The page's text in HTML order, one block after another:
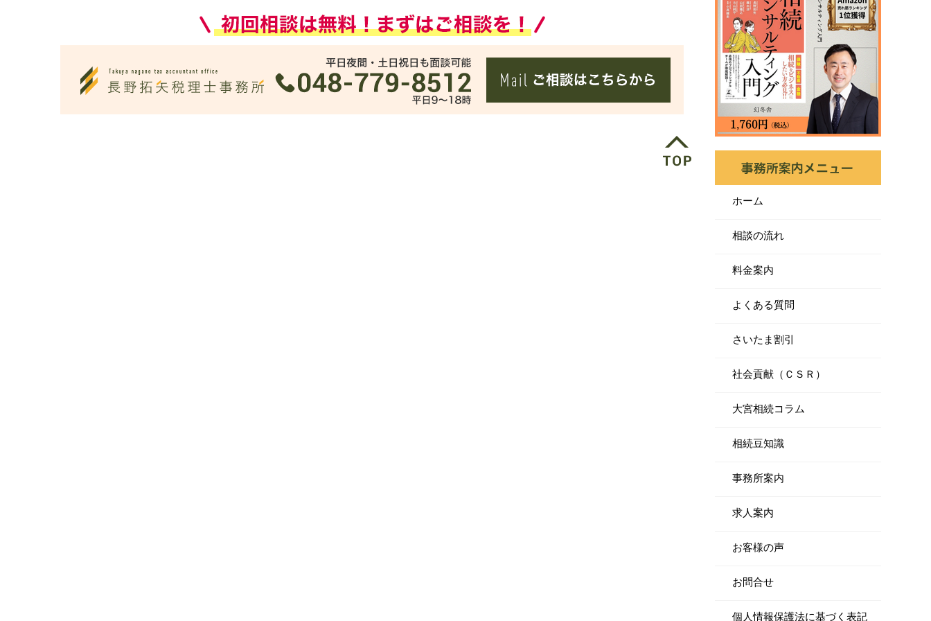
ホーム
相談の流れ
料金案内
よくある質問
さいたま割引
社会貢献（ＣＳＲ）
大宮相続コラム
相続豆知識
事務所案内
求人案内
お客様の声
お問合せ
個人情報保護法に基づく表記